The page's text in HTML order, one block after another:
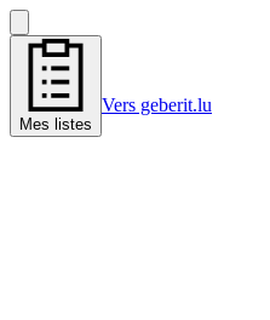
Mes listes
Vers geberit.lu